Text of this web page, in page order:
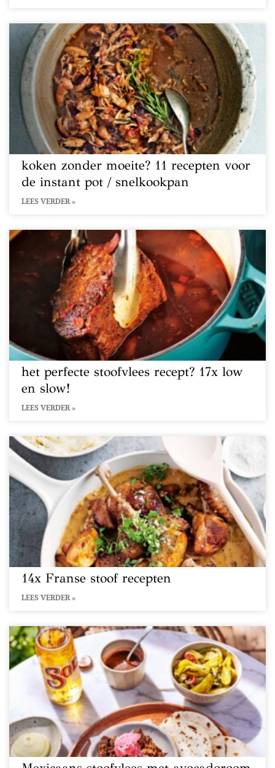
koken zonder moeite? 11 recepten voor
de instant pot / snelkookpan
LEES VERDER »
het perfecte stoofvlees recept? 17x low
en slow!
LEES VERDER »
14x Franse stoof recepten
LEES VERDER »